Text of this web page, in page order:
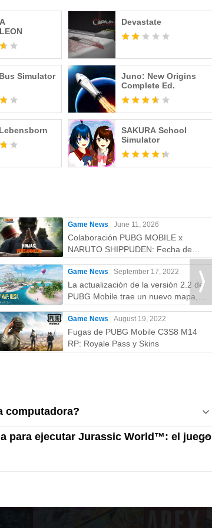
Devastate
Simulator
Juno: New Origins
Complete Ed.
SAKURA School
Simulator
Game News June 11, 2026
Colaboración PUBG MOBILE x
NARUTO SHIPPUDEN: Fecha de
lanzamiento y recompensas gratuitas
Game News September 17, 2022
La actualización de la versión 2.2 de
PUBG Mobile trae un nuevo mapa,
modos y más
Game News August 19, 2022
Fugas de PUBG Mobile C3S8 M14
RP: Royale Pass y Skins
computadora?
para ejecutar Jurassic World™: el juego